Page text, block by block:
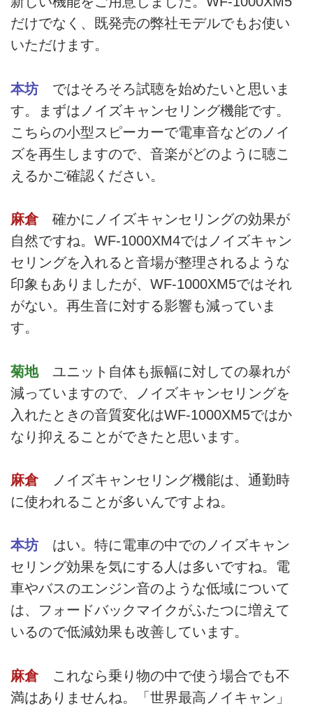
だけでなく、既発売の弊社モデルでもお使い
いただけます。
本坊 ではそろそろ試聴を始めたいと思いま
す。まずはノイズキャンセリング機能です。
こちらの小型スピーカーで電車音などのノイ
ズを再生しますので、音楽がどのように聴こ
えるかご確認ください。
麻倉確かにノイズキャンセリングの効果が
自然ですね。WF-1000XM4ではノイズキャン
セリングを入れると音場が整理されるような
印象もありましたが、WF-1000XM5ではそれ
がない。再生音に対する影響も減っていま
す。
菊地ユニット自体も振幅に対しての暴れが
減っていますので、ノイズキャンセリングを
入れたときの音質変化はWF-1000XM5ではか
なり抑えることができたと思います。
麻倉ノイズキャンセリング機能は、通勤時
に使われることが多いんですよね。
本坊 はい。特に電車の中でのノイズキャン
セリング効果を気にする人は多いですね。電
車やバスのエンジン音のような低域について
は、フォードバックマイクがふたつに増えて
いるので低減効果も改善しています。
麻倉これなら乗り物の中で使う場合でも不
満はありませんね。「世界最高ノイキャン」